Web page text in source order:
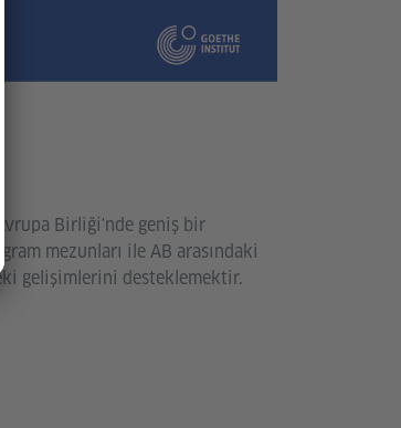
Birliği'nde geniş bir
mezunları ile AB arasındaki
gelişimlerini desteklemektir.